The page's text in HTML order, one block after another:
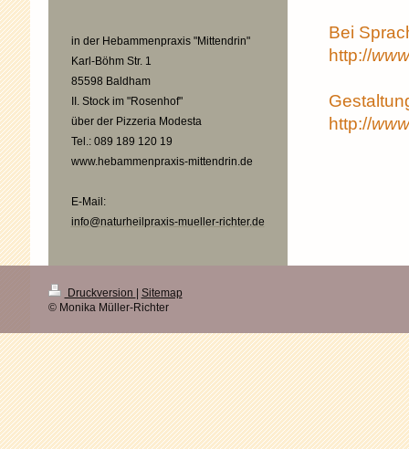
Bei
http://
http://
in der Hebammenpraxis "Mittendrin"
Karl-Böhm Str. 1
85598 Baldham
II. Stock im "Rosenhof"
über der Pizzeria Modesta
Tel.: 089 189 120 19
www.hebammenpraxis-mittendrin.de
E-Mail:
info@naturheilpraxis-mueller-richter.de
Druckversion
Sitemap
© Monika Müller-Richter